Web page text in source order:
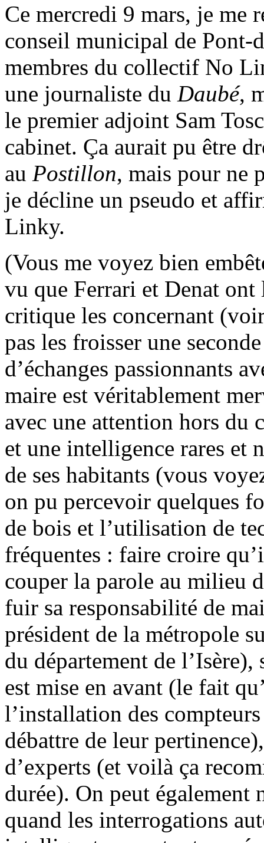
Ce mercredi 9 mars, je me
conseil municipal de Pont-
membres du collectif No
une journaliste du Daubé,
le premier adjoint Sam
cabinet. Ça aurait pu être
au Postillon, mais pour ne
je décline un pseudo et
Linky.
(Vous me voyez bien
vu que Ferrari et Denat
critique les concernant
pas les froisser une
d’échanges passionnants
maire est véritablement
avec une attention hors du
et une intelligence rares et
de ses habitants (vous
on pu percevoir quelques
de bois et l’utilisation de
fréquentes : faire croire
couper la parole au milieu
fuir sa responsabilité de
président de la métropole
du département de
est mise en avant (le fait
l’installation des
débattre de leur
d’experts (et voilà ça
durée). On peut également
quand les interrogations